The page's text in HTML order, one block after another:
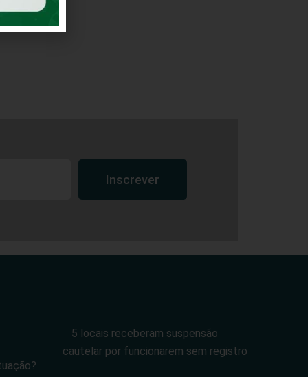
Inscrever
5 locais receberam suspensão
cautelar por funcionarem sem registro